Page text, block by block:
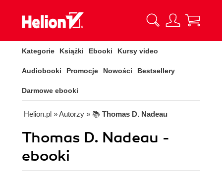
Kategorie Książki Ebooki Kursy video
Audiobooki Promocje Nowości Bestsellery
Darmowe ebooki
Helion.pl » Autorzy » 📚 Thomas D. Nadeau
Thomas D. Nadeau -
ebooki